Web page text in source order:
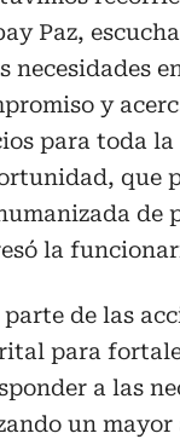
Paz,
necesidades
y
para toda
que
de
la
de las
para
a las
un mayor